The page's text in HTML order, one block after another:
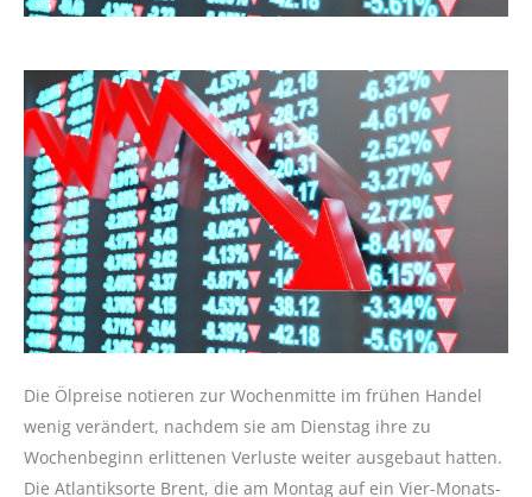
Die Ölpreise notieren zur Wochenmitte im frühen Handel
wenig verändert, nachdem sie am Dienstag ihre zu
Wochenbeginn erlittenen Verluste weiter ausgebaut hatten.
Die Atlantiksorte Brent, die am Montag auf ein Vier-Monats-